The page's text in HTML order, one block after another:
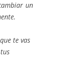
un
te vas